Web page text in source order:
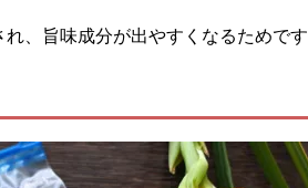
、旨味成分が出やすくなるためです